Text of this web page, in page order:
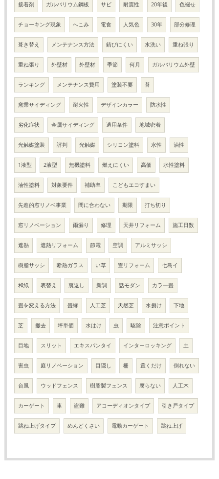
接着剤 ガルバリウム鋼板 サビ 耐震性 20年後 色褪せ
チョーキング現象 へこみ 電食 人気色 30年 部分修理
葺き替え メンテナンス方法 錆びにくい 水洗い 重ね張り
重ね張り 外壁材 外壁材 季節 何月 ガルバリウム外壁
ランキング メンテナンス費用 塗装不要 苔
窯業サイディング 耐火性 デザインカラー 防水性
劣化症状 金属サイディング 適用条件 地域密着
光触媒塗装 評判 光触媒 シリコン塗料 水性 油性
1液型 2液型 無機塗料 燃えにくい 高価 水性塗料
油性塗料 対象要件 補助率 こどもエコすまい
先進的窓リノベ事業 間に合わない 期限 打ち切り
窓リノベーション 雨漏り 修理 天井リフォーム 施工日数
遮熱 遮熱リフォーム 節電 空調 アルミサッシ
樹脂サッシ 断熱ガラス い草 畳リフォーム 七島イ
和紙 表替え 裏返し 新調 話モダン カラー畳
畳を変える方法 畳縁 人工芝 天然芝 水捌け 下地
芝 撤去 坪単価 水はけ 虫 駆除 注意ポイント
目地 スリット エキスパンタイ インターロッキング 土
害虫 庭リノベーション 目隠し 柵 置くだけ 倒れない
台風 ウッドフェンス 樹脂製フェンス 腐らない 人工木
カーゲート 車 盗難 アコーディオンタイプ 引き戸タイプ
跳ね上げタイプ めんどくさい 電動カーゲート 跳ね上げ